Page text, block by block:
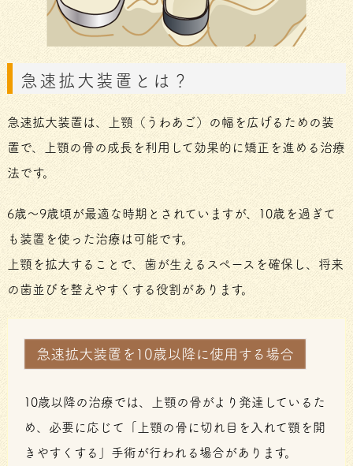
急速拡大装置とは？
急速拡大装置は、上顎（うわあご）の幅を広げるための装
置で、上顎の骨の成長を利用して効果的に矯正を進める治療
法です。
6歳～9歳頃が最適な時期とされていますが、10歳を過ぎて
も装置を使った治療は可能です。
上顎を拡大することで、歯が生えるスペースを確保し、将来
の歯並びを整えやすくする役割があります。
急速拡大装置を10歳以降に使用する場合
10歳以降の治療では、上顎の骨がより発達しているた
め、必要に応じて「上顎の骨に切れ目を入れて顎を開
きやすくする」手術が行われる場合があります。